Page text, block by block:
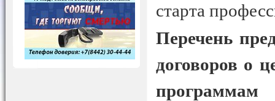
старта
Перечень
договоров о